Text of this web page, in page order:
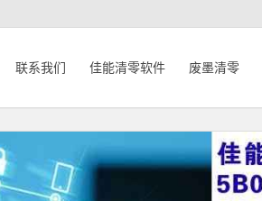
联系我们 佳能清零软件 废墨清零